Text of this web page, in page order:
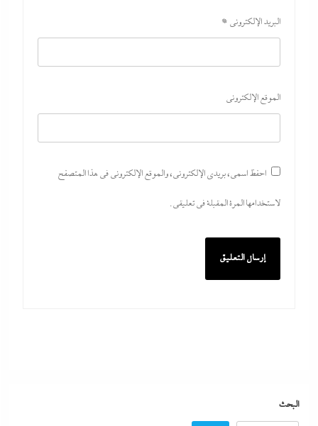
البريد الإلكتروني *
الموقع الإلكتروني
احفظ اسمي، بريدي الإلكتروني، والموقع الإلكتروني في هذا المتصفح
لاستخدامها المرة المقبلة في تعليقي.
البحث
بتروسبورت